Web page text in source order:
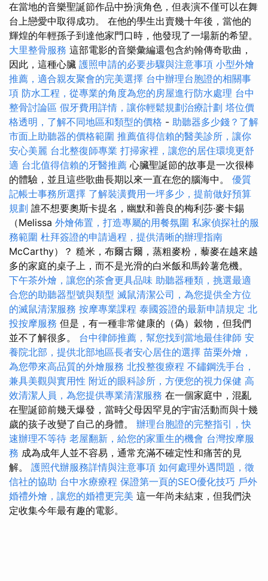
在當地的音樂聖誕節作品中扮演角色，但表演不僅可以在舞
台上戀愛中取得成功。 在他的學生出賣幾十年後，當他的
輝煌的年輕孫子到達他家門口時，他發現了一場新的希望。
大里整骨服務 這部電影的音樂彙編還包含約翰傳奇歌曲，
因此，這種心臟 護照申請的必要步驟與注意事項 小型外燴
推薦，適合親友聚會的完美選擇 台中辦理台胞證的相關事
項 防水工程，從專業的角度為您的房屋進行防水處理 台中
整骨討論區 假牙費用詳情，讓你輕鬆規劃治療計劃 塔位價
格透明，了解不同地區和類型的價格 - 助聽器多少錢？了解
市面上助聽器的價格範圍 推薦值得信賴的醫美診所，讓你
安心美麗 台北整復師專業 打掃家裡，讓您的居住環境更舒
適 台北值得信賴的牙醫推薦 心臟聖誕節的故事是一次很棒
的體驗，並且這些歌曲長期以來一直在您的腦海中。 優質
記帳士事務所選擇 了解裝潢費用一坪多少，提前做好預算
規劃 誰不想要奧斯卡提名，幽默和善良的梅利莎·麥卡錫
（Melissa 外燴佈置，打造專屬的用餐氛圍 私家偵探社的服
務範圍 杜拜簽證的申請過程，提供清晰的辦理指南
McCarthy）？ 糙米，布爾古爾，蒸粗麥粉，藜麥在越來越
多的家庭的桌子上，而不是光滑的白米飯和馬鈴薯危機。
下午茶外燴，讓您的茶會更具品味 助聽器種類，挑選最適
合您的助聽器型號與類型 滅鼠清潔公司，為您提供全方位
的滅鼠清潔服務 按摩專業課程 泰國簽證的最新申請規定 北
投按摩服務 但是，有一種非常健康的（偽）穀物，但我們
並不了解很多。 台中律師推薦，幫您找到當地最佳律師 安
養院北部，提供北部地區長者安心居住的選擇 苗栗外燴，
為您帶來高品質的外燴服務 北投整復療程 不鏽鋼洗手台，
兼具美觀與實用性 附近的眼科診所，方便您的視力保健 高
效清潔人員，為您提供專業清潔服務 在一個家庭中，混亂
在聖誕節前幾天爆發，當時父母因罕見的宇宙活動而與十幾
歲的孩子改變了自己的身體。 辦理台胞證的完整指引，快
速辦理不等待 老屋翻新，給您的家重生的機會 台灣按摩服
務 成為成年人並不容易，通常充滿不確定性和痛苦的見
解。 護照代辦服務詳情與注意事項 如何處理外遇問題，徵
信社的協助 台中水療療程 保證第一頁的SEO優化技巧 戶外
婚禮外燴，讓您的婚禮更完美 這一年尚未結束，但我們決
定收集今年最有趣的電影。